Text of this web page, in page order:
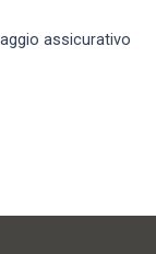
assicurativo